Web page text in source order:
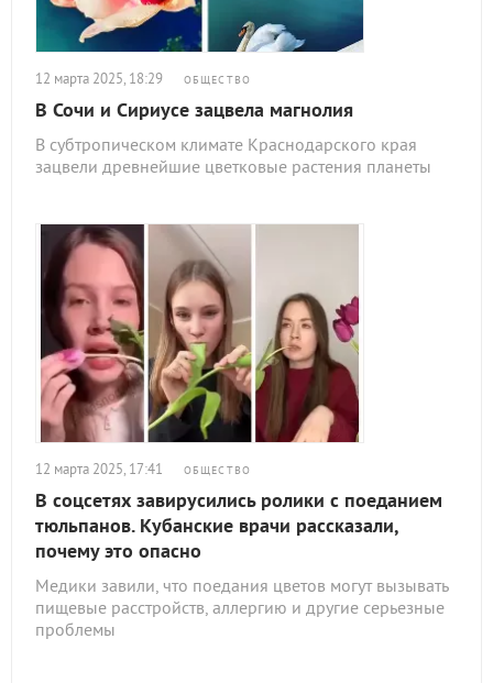
12 марта 2025, 18:29 ОБЩЕСТВО
В Сочи и Сириусе зацвела магнолия
В субтропическом климате Краснодарского края
зацвели древнейшие цветковые растения планеты
12 марта 2025, 17:41 ОБЩЕСТВО
В соцсетях завирусились ролики с поеданием
тюльпанов. Кубанские врачи рассказали,
почему это опасно
Медики завили, что поедания цветов могут вызывать
пищевые расстройств, аллергию и другие серьезные
проблемы